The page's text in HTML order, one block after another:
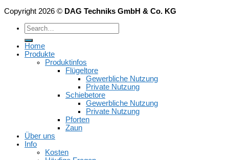
Copyright 2026 © DAG Techniks GmbH & Co. KG
Home
Produkte
Produktinfos
Flügeltore
Gewerbliche Nutzung
Private Nutzung
Schiebetore
Gewerbliche Nutzung
Private Nutzung
Pforten
Zaun
Über uns
Info
Kosten